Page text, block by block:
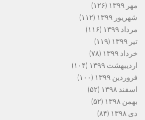
مهر ۱۳۹۹
(۱۲۶)
شهریور ۱۳۹۹
(۱۱۲)
مرداد ۱۳۹۹
(۱۱۶)
تیر ۱۳۹۹
(۱۱۹)
خرداد ۱۳۹۹
(۷۸)
اردیبهشت ۱۳۹۹
(۱۰۴)
فروردین ۱۳۹۹
(۱۰۰)
اسفند ۱۳۹۸
(۵۲)
بهمن ۱۳۹۸
(۵۲)
دی ۱۳۹۸
(۸۴)